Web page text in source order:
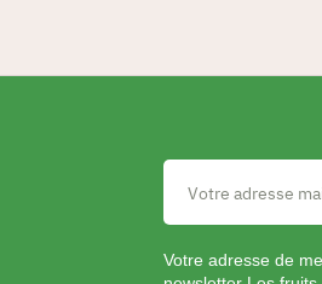
Votre adresse de